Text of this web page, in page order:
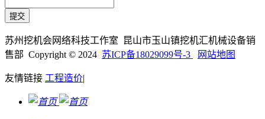
苏州挖机会网络科技工作室 昆山市玉山镇挖机汇机械设备销
售部 Copyright © 2024 苏ICP备18029099号-3 网站地图
友情链接 工程造价|